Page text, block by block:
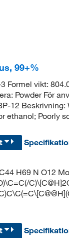
99+%
Formel vikt:
Powder För
12
ethanol; Poorly
H69 N O12